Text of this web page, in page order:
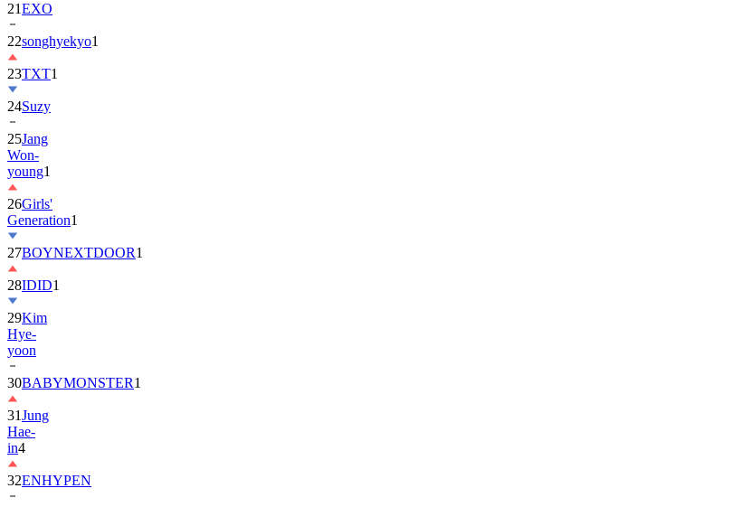
22songhyekyo
23TXT1
24Suzy
25Jang
Won-
young1
26Girls'
Generation
27BOYNEXTDOOR
28IDID1
29Kim
Hye-
yoon
30BABYMONSTER
31Jung
Hae-
in4
32ENHYPEN
332PM